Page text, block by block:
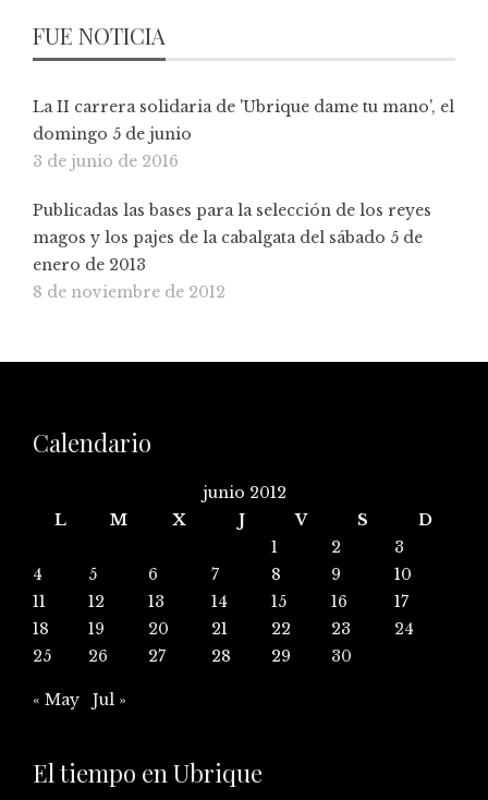
FUE NOTICIA
La II carrera solidaria de 'Ubrique dame tu mano', el
domingo 5 de junio
3 de junio de 2016
Publicadas las bases para la selección de los reyes
magos y los pajes de la cabalgata del sábado 5 de
enero de 2013
8 de noviembre de 2012
Calendario
junio 2012
L
M X J V S
D
1
2
3
4
5 6 7 8 9
10
11
12 13 14 15 16
17
18
19 20 21 22 23
24
25
26 27 28 29 30
« May Jul »
El tiempo en Ubrique